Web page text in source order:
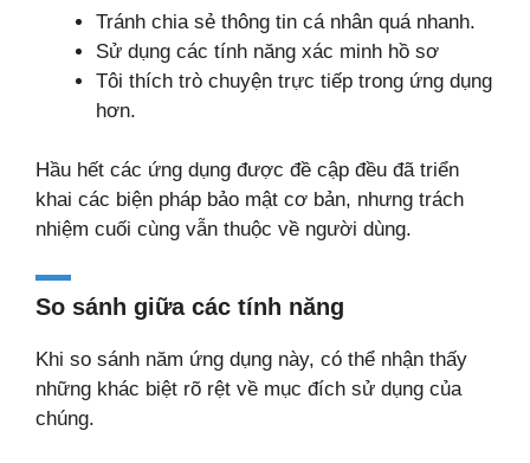
Tránh chia sẻ thông tin cá nhân quá nhanh.
Sử dụng các tính năng xác minh hồ sơ
Tôi thích trò chuyện trực tiếp trong ứng dụng
hơn.
Hầu hết các ứng dụng được đề cập đều đã triển
khai các biện pháp bảo mật cơ bản, nhưng trách
nhiệm cuối cùng vẫn thuộc về người dùng.
So sánh giữa các tính năng
Khi so sánh năm ứng dụng này, có thể nhận thấy
những khác biệt rõ rệt về mục đích sử dụng của
chúng.